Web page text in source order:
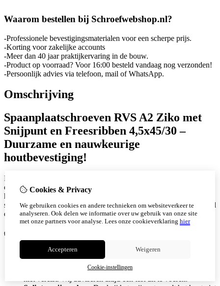
Waarom bestellen bij Schroefwebshop.nl?
-Professionele bevestigingsmaterialen voor een scherpe prijs.
-Korting voor zakelijke accounts
-Meer dan 40 jaar praktijkervaring in de bouw.
-Product op voorraad? Voor 16:00 besteld vandaag nog verzonden!
-Persoonlijk advies via telefoon, mail of WhatsApp.
Omschrijving
Spaanplaatschroeven RVS A2 Ziko met
Snijpunt en Freesribben 4,5x45/30 –
Duurzame en nauwkeurige
houtbevestiging!
De
oplossing voor een sterke, duurzame bevestiging in diverse
houtsoorten. Dankzij de freesribben en het snijpunt bieden deze
schroeven een perfecte combinatie van minimale inschroefweerstand
en maximale grip, zelfs in hardhout.
✅
Lage inschroefkrachten:
Freesribben zorgen voor
moeiteloos indraaien, zelfs bij harde materialen.
Geen voorboren nodig:In de meeste gevallen is voorboren
Cookies & Privacy
We gebruiken cookies en andere technieken om websiteverkeer te
analyseren. Ook delen we informatie over uw gebruik van onze site
met onze partners voor analyse. Lees onze cookieverklaring hier
Accepteren Weigeren
Cookie-instellingen